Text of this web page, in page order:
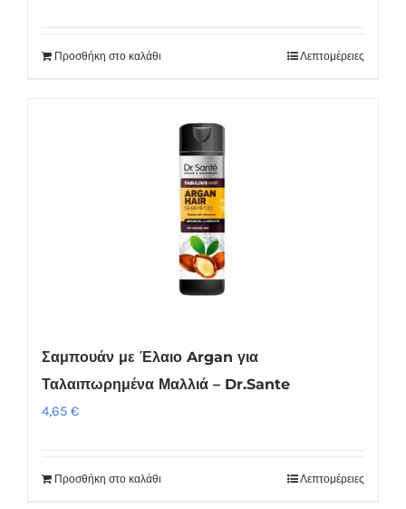
Προσθήκη στο καλάθι Λεπτομέρειες
Σαμπουάν με Έλαιο Argan για
Ταλαιπωρημένα Μαλλιά – Dr.Sante
4,65 €
Προσθήκη στο καλάθι Λεπτομέρειες